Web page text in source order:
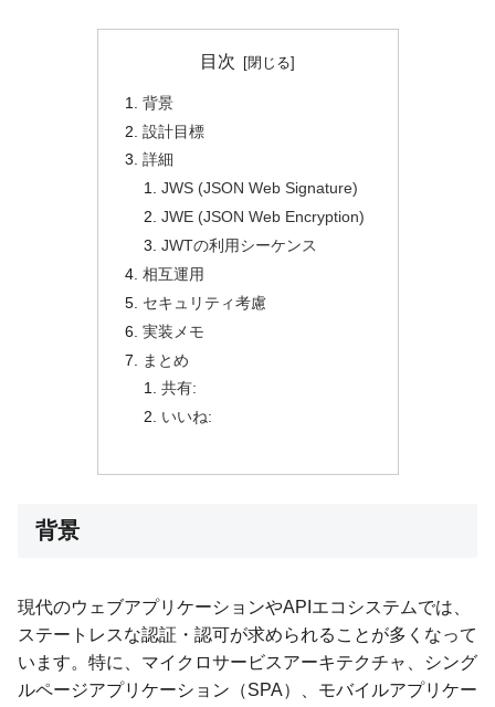
目次
背景
設計目標
詳細
JWS (JSON Web Signature)
JWE (JSON Web Encryption)
JWTの利用シーケンス
相互運用
セキュリティ考慮
実装メモ
まとめ
共有:
いいね:
背景
現代のウェブアプリケーションやAPIエコシステムでは、
ステートレスな認証・認可が求められることが多くなって
います。特に、マイクロサービスアーキテクチャ、シング
ルページアプリケーション（SPA）、モバイルアプリケー